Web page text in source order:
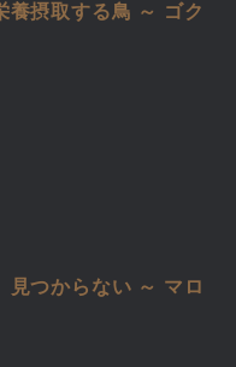
養摂取する鳥 ～ ゴク
見つからない ～ マロ